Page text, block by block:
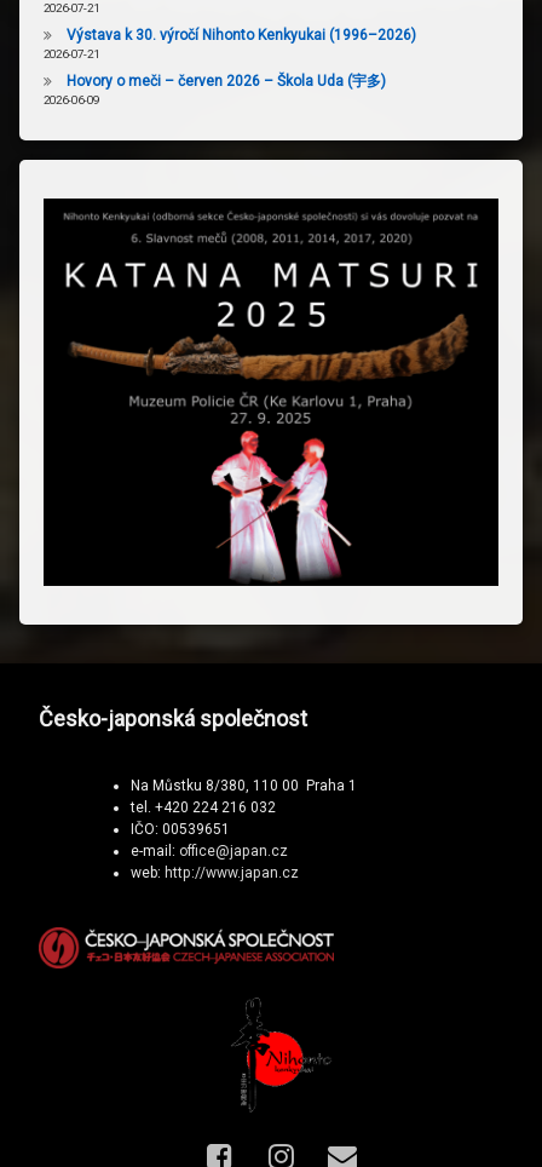
2026-07-21
Výstava k 30. výročí Nihonto Kenkyukai (1996–2026)
2026-07-21
Hovory o meči – červen 2026 – Škola Uda (宇多)
2026-06-09
Česko-japonská společnost
Na Můstku 8/380, 110 00 Praha 1
tel. +420 224 216 032
IČO: 00539651
e-mail: office@japan.cz
web: http://www.japan.cz